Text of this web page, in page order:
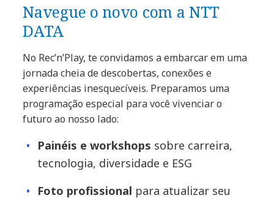
Navegue o novo com a NTT
DATA
No Rec’n’Play, te convidamos a embarcar em uma
jornada cheia de descobertas, conexões e
experiências inesquecíveis. Preparamos uma
programação especial para você vivenciar o
futuro ao nosso lado:
Painéis e workshops sobre carreira,
tecnologia, diversidade e ESG
Foto profissional para atualizar seu